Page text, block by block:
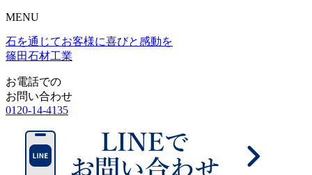
MENU
石を通じてお客様に喜びと感動を
篠田石材工業
お電話での
お問い合わせ
0120-14-4135